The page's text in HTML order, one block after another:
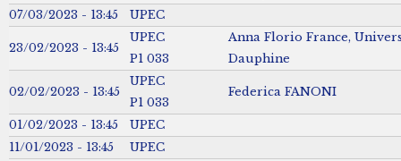
07/03/2023 - 13:45
UPEC
23/02/2023 - 13:45
UPEC
P1 033
Anna Florio France,
Dauphine
02/02/2023 - 13:45
UPEC
P1 033
Federica FANONI
01/02/2023 - 13:45
UPEC
11/01/2023 - 13:45
UPEC